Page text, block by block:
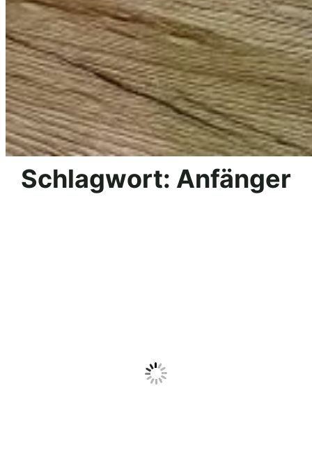
Schlagwort: Anfänger